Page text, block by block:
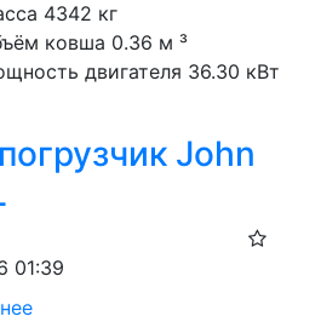
4342 кг
ковша 0.36 м ³
двигателя 36.30 кВт
John
01:39